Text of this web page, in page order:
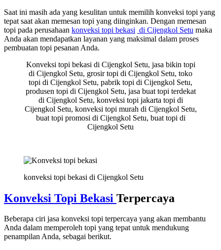
Saat ini masih ada yang kesulitan untuk memilih konveksi topi yang
tepat saat akan memesan topi yang diinginkan. Dengan memesan
topi pada perusahaan konveksi topi bekasi di Cijengkol Setu maka
Anda akan mendapatkan layanan yang maksimal dalam proses
pembuatan topi pesanan Anda.
Konveksi topi bekasi di Cijengkol Setu, jasa bikin topi
di Cijengkol Setu, grosir topi di Cijengkol Setu, toko
topi di Cijengkol Setu, pabrik topi di Cijengkol Setu,
produsen topi di Cijengkol Setu, jasa buat topi terdekat
di Cijengkol Setu, konveksi topi jakarta topi di
Cijengkol Setu, konveksi topi murah di Cijengkol Setu,
buat topi promosi di Cijengkol Setu, buat topi di
Cijengkol Setu
konveksi topi bekasi di Cijengkol Setu
Konveksi Topi Bekasi Terpercaya
Beberapa ciri jasa konveksi topi terpercaya yang akan membantu
Anda dalam memperoleh topi yang tepat untuk mendukung
penampilan Anda, sebagai berikut.